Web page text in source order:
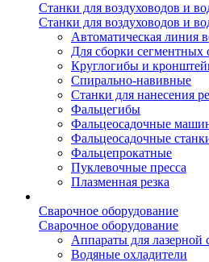
Станки для воздуховодов и
Станки для воздуховодов и
Автоматическая линия
Для сборки сегментных
Круглогибы и
Спирально-навивные
Станки для нанесения
Фальцегибы
Фальцеосадочные
Фальцеосадочные
Фальцепрокатные
Пуклевочные пресса
Плазменная резка
Сварочное оборудование
Сварочное оборудование
Аппараты для лазерной
Водяные охладители